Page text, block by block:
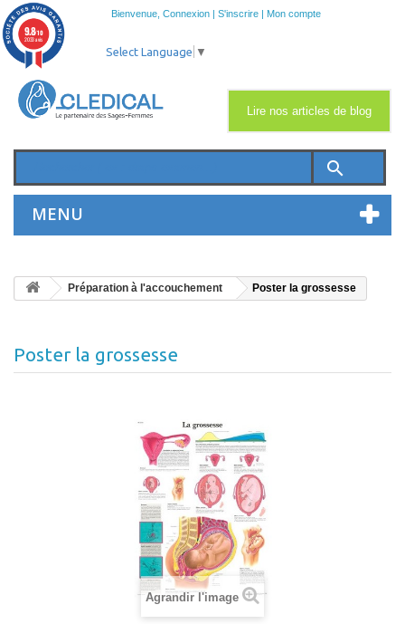
Bienvenue, Connexion | S'inscrire | Mon compte
search
MENU
Lire nos articles de blog
Select Language ▼
Préparation à l'accouchement Poster la grossesse
Poster la grossesse
Agrandir l'image
9.8/10
2033 avis